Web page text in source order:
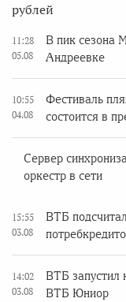
рублей
11:28
05.08
В пик сезона
Андреевке
10:55
04.08
Фестиваль
состоится в
Сервер
оркестр в сети
15:55
03.08
ВТБ
14:02
03.08
ВТБ запустил
ВТБ Юниор